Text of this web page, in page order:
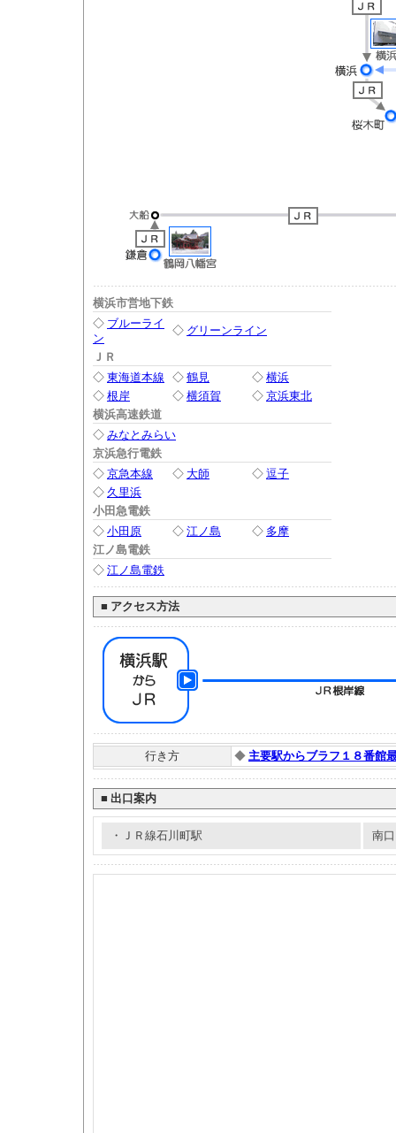
横浜市営地下鉄
◇ ブルーライ
ン
◇ グリーンライン
ＪＲ
◇ 東海道本線 ◇ 鶴見 ◇ 横浜
◇ 根岸 ◇ 横須賀 ◇ 京浜東北
横浜高速鉄道
◇ みなとみらい
京浜急行電鉄
◇ 京急本線 ◇ 大師 ◇ 逗子
◇ 久里浜
小田急電鉄
◇ 小田原 ◇ 江ノ島 ◇ 多摩
江ノ島電鉄
◇ 江ノ島電鉄
■ アクセス方法
行き方 ◆ 主要駅からブラフ１８番館
■ 出口案内
・ＪＲ線石川町駅 南口